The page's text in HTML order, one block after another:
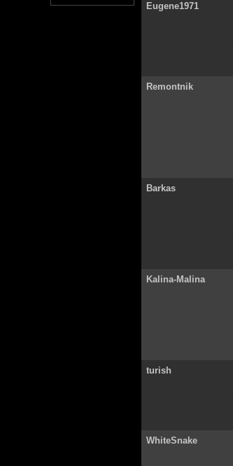
Eugene1971
Remontnik
Barkas
Kalina-Malina
turish
WhiteSnake